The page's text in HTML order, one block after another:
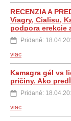
RECENZIA A
Viagry, Cialisu,
podpora erekcie
Pridané:
viac
Kamagra gél vs
príčiny. Ako
Pridané:
viac